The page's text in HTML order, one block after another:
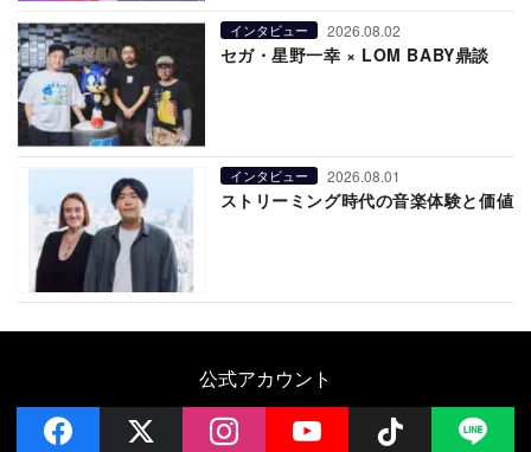
インタビュー 2026.08.02
セガ・星野一幸 × LOM BABY鼎談
インタビュー 2026.08.01
ストリーミング時代の音楽体験と価値
公式アカウント
facebook instagramYouTube Follow